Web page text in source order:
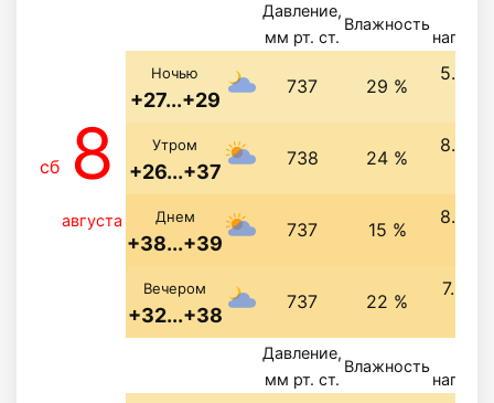
сб 8
августа
Давление,
мм рт. ст.
Влажность
Ночью
+27...+29
737 29 %
5.3
Утром
+26...+37
738 24 %
8.8
Днем
+38...+39
737 15 %
8.6
Вечером
+32...+38
737 22 %
7.9
Давление,
мм рт. ст.
Влажность